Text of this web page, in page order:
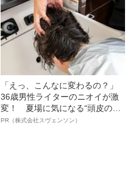
「えっ、こんなに変わるの？」
36歳男性ライターのニオイが激
変！ 夏場に気になる“頭皮のニ
オイ”や“ベタつき”を解消す
PR（株式会社スヴェンソン）